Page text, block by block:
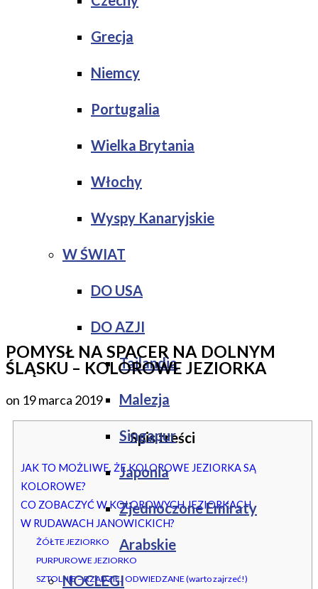
Grecja
Niemcy
Portugalia
Wielka Brytania
Włochy
Wyspy Kanaryjskie
W ŚWIAT
DO USA
DO AZJI
Tajlandia
Malezja
Singapur
Japonia
Zjednoczone Emiraty
Arabskie
NOCLEGI
POMYSŁ NA SPACER NA DOLNYM
ŚLĄSKU – KOLOROWE JEZIORKA
on 19 marca 2019
Spis treści
JAK TO MOŻLIWE, ŻE KOLOROWE JEZIORKA SĄ
KOLOROWE?
CO ZOBACZYĆ W KOLOROWYCH JEZIORKACH
W RUDAWACH JANOWICKICH?
ŻÓŁTE JEZIORKO
PURPUROWE JEZIORKO
SZTOLNIE – RZADZIEJ ODWIEDZANE (warto zajrzeć!)